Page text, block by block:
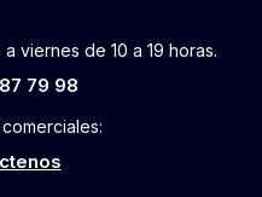
viernes de 10 a 19 horas.
79 98